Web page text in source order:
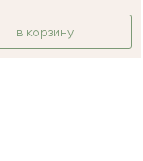
в корзину